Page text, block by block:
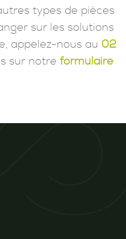
types de pièces
sur les solutions
appelez-nous au 02
sur notre formulaire